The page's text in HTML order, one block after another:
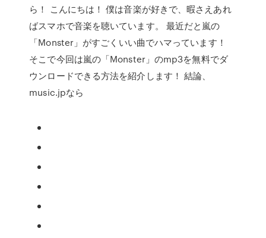
ら！ こんにちは！ 僕は音楽が好きで、暇さえあれ
ばスマホで音楽を聴いています。 最近だと嵐の
「Monster」がすごくいい曲でハマっています！
そこで今回は嵐の「Monster」のmp3を無料でダ
ウンロードできる方法を紹介します！ 結論、
music.jpなら